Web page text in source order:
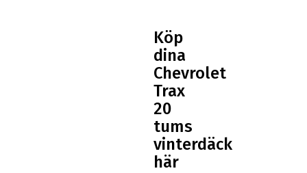
Köp
dina
Chevrolet
Trax
20
tums
vinterdäck
här